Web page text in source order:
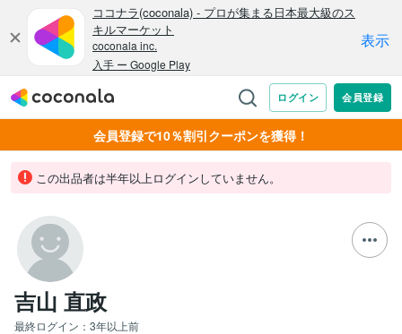
会員登録で10％割引クーポンを獲得！
この出品者は半年以上ログインしていません。
吉山 直政
最終ログイン： 3年以上前